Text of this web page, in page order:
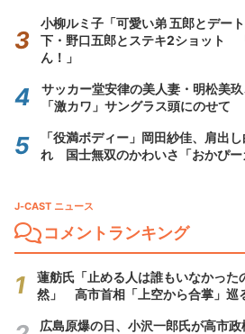
小柳ルミ子「可愛い弟 五郎とデー
下・野口五郎とステキ2ショット
ん！」
サッカー堂安律の美人妻・明松美
「激カワ」サングラス頭にのせて
「役満ボディー」岡田紗佳、肩出
れ 国士無双のかわいさ「おかぴー
J-CAST ニュース
コメントランキング
蓮舫氏「止める人は誰もいなかった
然」 高市首相「上空から合掌」巡
広島原爆の日、小沢一郎氏が高市